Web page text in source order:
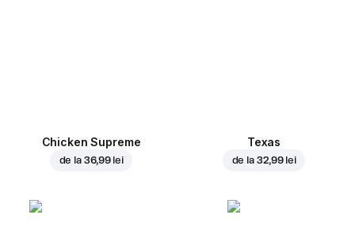
Chicken Supreme
de la 36,99 lei
Texas
de la 32,99 lei